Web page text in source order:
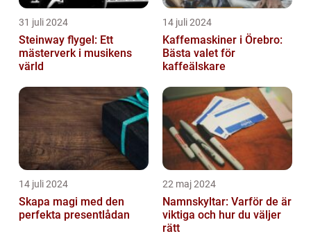
31 juli 2024
Steinway flygel: Ett
mästerverk i musikens
värld
14 juli 2024
Kaffemaskiner i Örebro:
Bästa valet för
kaffeälskare
14 juli 2024
Skapa magi med den
perfekta presentlådan
22 maj 2024
Namnskyltar: Varför de är
viktiga och hur du väljer
rätt